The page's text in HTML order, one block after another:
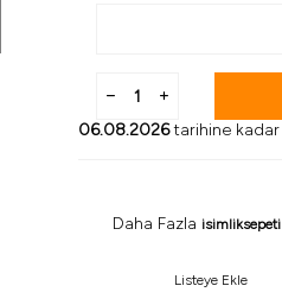
06.08.2026tarihine
Daha Fazla isimliksepeti
Listeye Ekle